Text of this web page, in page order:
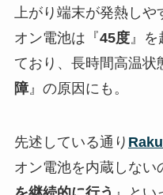
上がり端末が発熱しや
オン電池は『45度』を
ており、長時間高温状
障』の原因にも。
先述している通り
オン電池を内蔵しない